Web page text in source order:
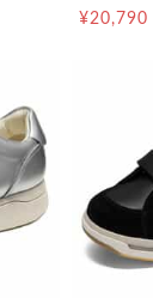
¥20,790